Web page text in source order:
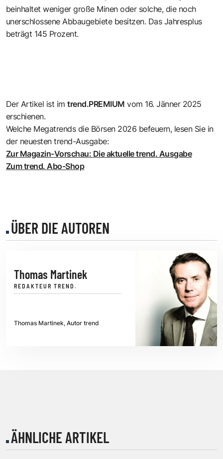
beinhaltet weniger große Minen oder solche, die noch
unerschlossene Abbaugebiete besitzen. Das Jahresplus
beträgt 145 Prozent.
Der Artikel ist imtrend.PREMIUM vom 16. Jänner 2025
erschienen.
Welche Megatrends die Börsen 2026 befeuern, lesen Sie in
der neuesten trend-Ausgabe:
Zur Magazin-Vorschau: Die aktuelle trend. Ausgabe
Zum trend. Abo-Shop
ÜBER DIE AUTOREN
Thomas Martinek
REDAKTEUR TREND.
Thomas Martinek, Autor trend
ÄHNLICHE ARTIKEL